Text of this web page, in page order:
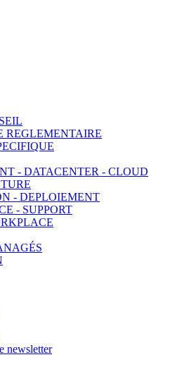
REGLEMENTAIRE
- DATACENTER - CLOUD
- DEPLOIEMENT
- SUPPORT
newsletter